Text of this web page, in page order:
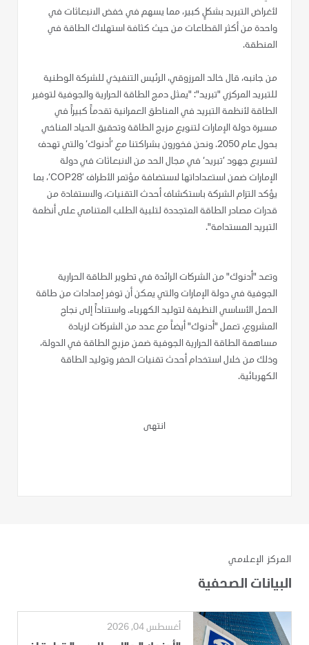
لأغراض التبريد بشكلٍ كبير، مما يسهم في خفض الانبعاثات في
واحدة من أكثر القطاعات من حيث كثافة استهلاك الطاقة في
المنطقة.
من جانبه، قال خالد المرزوقي، الرئيس التنفيذي للشركة الوطنية
للتبريد المركزي "تبريد": "يمثل دمج الطاقة الحرارية والجوفية لتوفير
الطاقة لأنظمة التبريد في المناطق العمرانية تقدماً كبيراً في
مسيرة دولة الإمارات لتنويع مزيج الطاقة وتحقيق الحياد المناخي
بحول عام 2050. ونحن فخورون بشراكتنا مع ’أدنوك‘ والتي تهدف
لتسريع جهود ’تبريد‘ في مجال الحد من الانبعاثات في دولة
الإمارات ضمن استعداداتها لاستضافة مؤتمر الأطراف ’COP28‘، بما
يؤكد التزام الشركة باستكشاف أحدث التقنيات، والاستفادة من
قدرات مصادر الطاقة المتجددة لتلبية الطلب المتنامي على أنظمة
التبريد المستدامة".
وتعد "أدنوك" من الشركات الرائدة في تطوير الطاقة الحرارية
الجوفية في دولة الإمارات والتي يمكن أن توفر إمدادات من طاقة
الحمل الأساسي النظيفة لتوليد الكهرباء. واستناداً إلى نجاح
المشروع، تعمل "أدنوك" أيضاً مع عدد من الشركات لزيادة
مساهمة الطاقة الحرارية الجوفية ضمن مزيج الطاقة في الدولة،
وذلك من خلال استخدام أحدث تقنيات الحفر وتوليد الطاقة
الكهربائية.
انتهى
المركز الإعلامي
البيانات الصحفية
أغسطس 04, 2026